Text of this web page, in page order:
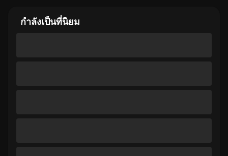
กำลังเป็นที่นิยม